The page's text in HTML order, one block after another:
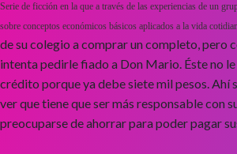
Serie de ficción en la que a través de las experiencias de un
sobre conceptos económicos básicos aplicados a la vida
de su colegio a comprar un completo, pero
intenta pedirle fiado a Don Mario. Éste no
crédito porque ya debe siete mil pesos. Ahí
ver que tiene que ser más responsable con
preocuparse de ahorrar para poder pagar